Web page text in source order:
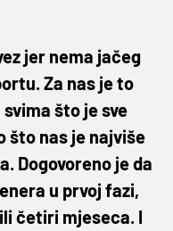
jer nema jačeg
Za nas je to
što je sve
što nas je najviše
Dogovoreno je da
u prvoj fazi,
četiri mjeseca. I